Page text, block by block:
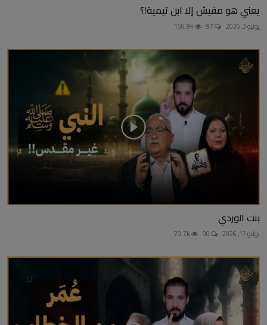
يعني هو مفيش إلا ابن تيمية!؟
يونيو 3, 2026
بنت الوردي
يوليو 17, 2026